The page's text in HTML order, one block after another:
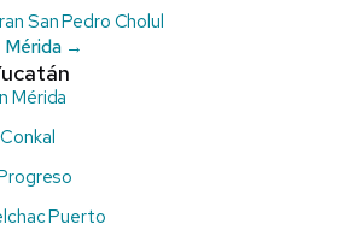
San Pedro Cholul
Mérida →
Mérida
Puerto